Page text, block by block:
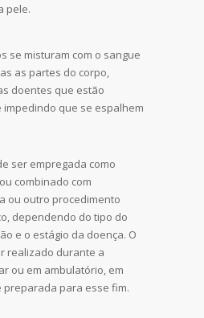
pele.
se misturam com o sangue
as partes do corpo,
doentes que estão
que se espalhem
ser empregada como
combinado com
ou outro procedimento
dependendo do tipo do
e o estágio da doença. O
realizado durante a
ou em ambulatório, em
preparada para esse fim.